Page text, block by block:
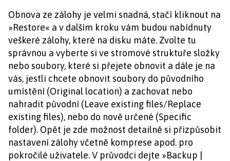
Obnova ze zálohy je velmi snadná, stačí kliknout na
»Restore« a v dalším kroku vám budou nabídnuty
veškeré zálohy, které na disku máte. Zvolte tu
správnou a vyberte si ve stromové struktuře složky
nebo soubory, které si přejete obnovit a dále je na
vás, jestli chcete obnovit soubory do původního
umístění (Original location) a zachovat nebo
nahradit původní (Leave existing files/Replace
existing files), nebo do nově určené (Specific
folder). Opět je zde možnost detailně si přizpůsobit
nastavení zálohy včetně komprese apod. pro
pokročilé uživatele. V průvodci dejte »Backup |